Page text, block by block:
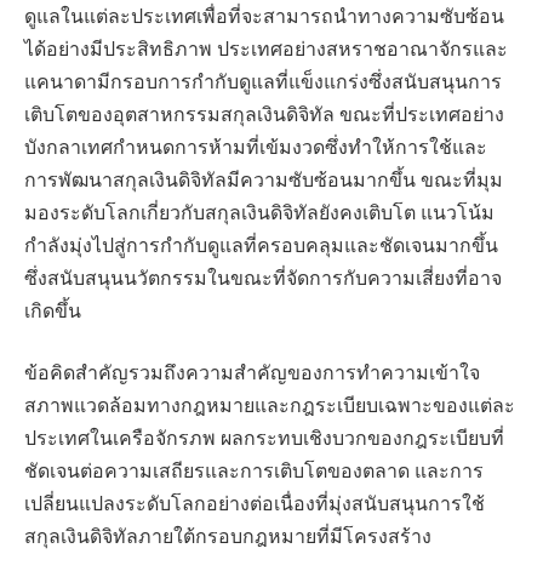
ดูแลในแต่ละประเทศเพื่อที่จะสามารถนำทางความซับซ้อน
ได้อย่างมีประสิทธิภาพ ประเทศอย่างสหราชอาณาจักรและ
แคนาดามีกรอบการกำกับดูแลที่แข็งแกร่งซึ่งสนับสนุนการ
เติบโตของอุตสาหกรรมสกุลเงินดิจิทัล ขณะที่ประเทศอย่าง
บังกลาเทศกำหนดการห้ามที่เข้มงวดซึ่งทำให้การใช้และ
การพัฒนาสกุลเงินดิจิทัลมีความซับซ้อนมากขึ้น ขณะที่มุม
มองระดับโลกเกี่ยวกับสกุลเงินดิจิทัลยังคงเติบโต แนวโน้ม
กำลังมุ่งไปสู่การกำกับดูแลที่ครอบคลุมและชัดเจนมากขึ้น
ซึ่งสนับสนุนนวัตกรรมในขณะที่จัดการกับความเสี่ยงที่อาจ
เกิดขึ้น
ข้อคิดสำคัญรวมถึงความสำคัญของการทำความเข้าใจ
สภาพแวดล้อมทางกฎหมายและกฎระเบียบเฉพาะของแต่ละ
ประเทศในเครือจักรภพ ผลกระทบเชิงบวกของกฎระเบียบที่
ชัดเจนต่อความเสถียรและการเติบโตของตลาด และการ
เปลี่ยนแปลงระดับโลกอย่างต่อเนื่องที่มุ่งสนับสนุนการใช้
สกุลเงินดิจิทัลภายใต้กรอบกฎหมายที่มีโครงสร้าง